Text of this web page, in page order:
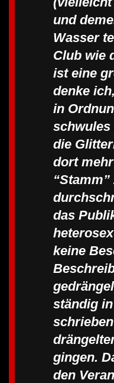
und
Wasser
Club wie
ist eine
denke
in
schwules
die
dort
das
keine
ständig
gingen.
den